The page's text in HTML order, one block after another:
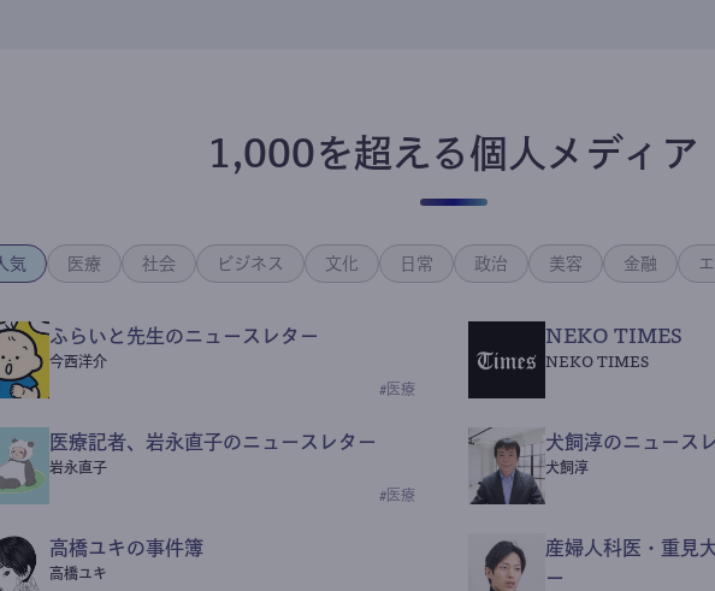
1,000を超える個人メディア
気 医療 社会 ビジネス 文化 日常 政治 美容 金融
ふらいと先生のニュースレター
今西洋介
# 医療
NEKO TIMES
NEKO TIMES
医療記者、岩永直子のニュースレター
岩永直子
# 医療
犬飼淳のニュース
犬飼淳
高橋ユキの事件簿
高橋ユキ
産婦人科医・重見
ー